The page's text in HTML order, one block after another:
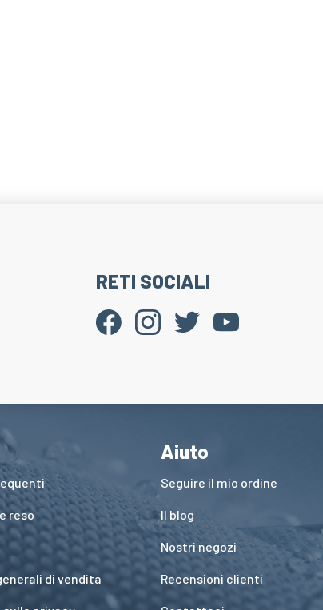
RETI SOCIALI
reso
di vendita
Aiuto
Seguire il mio ordine
Il blog
Nostri negozi
Recensioni clienti